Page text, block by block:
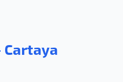
Cartaya